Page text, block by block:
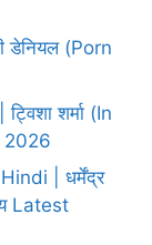
डेनियल (Porn
शर्मा (In
2026
| धर्मेंद्र
Latest